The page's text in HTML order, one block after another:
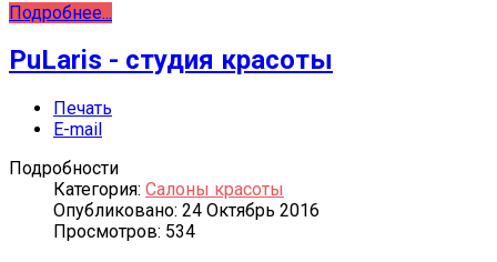
Подробнее...
PuLaris - студия красоты
Печать
E-mail
Подробности
Категория: Салоны красоты
Опубликовано: 24 Октябрь 2016
Просмотров: 534